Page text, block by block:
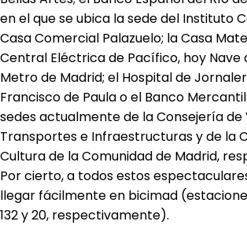
en el que se ubica la sede del Instituto
Casa Comercial Palazuelo; la Casa
Central Eléctrica de Pacífico, hoy Nave
Metro de Madrid; el Hospital de
Francisco de Paula o el Banco
sedes actualmente de la Consejería de
Transportes e Infraestructuras y de la
Cultura de la Comunidad de Madrid,
Por cierto, a todos estos
llegar fácilmente en bicimad (estaciones
132 y 20, respectivamente).